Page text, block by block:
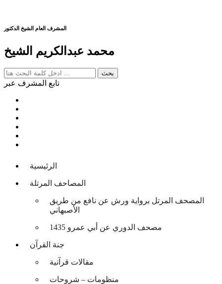
المشرف العام الشيخ الدكتور
محمد عبدالكريم الشيخ
تابع المشرف عبر
الرئيسية
المصاحف المرتلة
المصحف المرتل برواية ورش عن نافع من طريق
الأصبهاني
مصحف الدوري عن أبي عمرو 1435
جنة القرآن
مقالات قرآنية
منظومات – شروحات